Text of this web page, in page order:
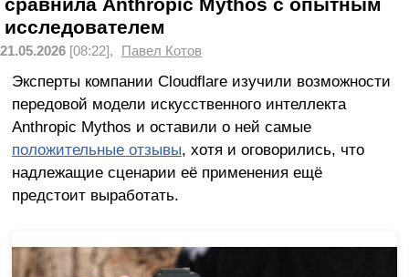
сравнила Anthropic Mythos с опытным
исследователем
21.05.2026 [08:22], Павел Котов
Эксперты компании Cloudflare изучили возможности
передовой модели искусственного интеллекта
Anthropic Mythos и оставили о ней самые
положительные отзывы, хотя и оговорились, что
надлежащие сценарии её применения ещё
предстоит выработать.